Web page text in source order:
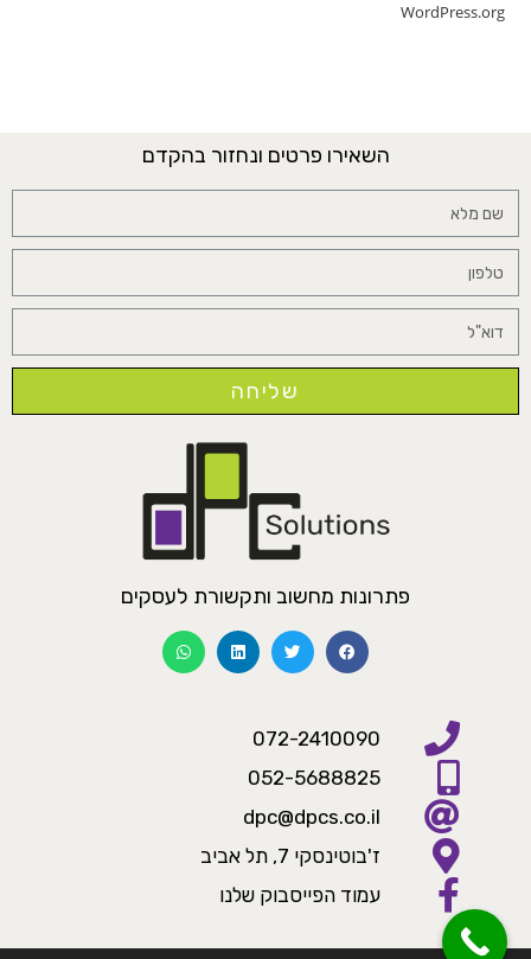
WordPress.org
072-2410090
052-5688825
dpc@dpcs.co.il
ז'בוטינסקי 7, תל אביב
עמוד הפייסבוק שלנו
פתרונות מחשוב ותקשורת לעסקים
השאירו פרטים ונחזור בהקדם
שליחה